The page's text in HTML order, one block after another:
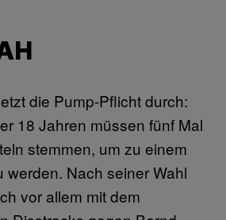
die Pump-Pflicht durch:
18 Jahren müssen fünf Mal
stemmen, um zu einem
werden. Nach seiner Wahl
vor allem mit dem